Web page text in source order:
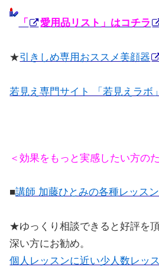
「 愛用品リスト」はコチラ
★引きしめ専用おススメ美顔器
若見え専門サイト 「若見えラボ
＜効果をもっと実感したい方の
■講師 加藤ひとみの各種レッス
★ゆっくり相談できると好評を
深い方にお勧め。
個人レッスンに近い少人数レッ